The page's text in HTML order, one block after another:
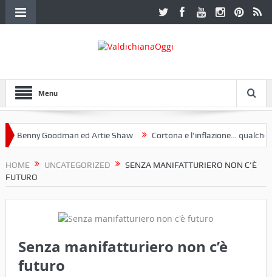
Menu
Goodman ed Artie Shaw Cortona e l’inflazione… qualche
HOME UNCATEGORIZED
SENZA MANIFATTURIERO NON C’È
FUTURO
Senza manifatturiero non c’è
futuro